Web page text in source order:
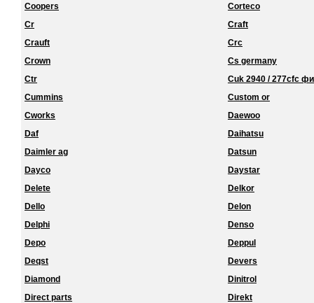
Coopers
Corteco
Cr
Craft
Crauft
Crc
Crown
Cs germany
Ctr
Cuk 2940 / 277cfc
Cummins
Custom or
Cworks
Daewoo
Daf
Daihatsu
Daimler ag
Datsun
Dayco
Daystar
Delete
Delkor
Dello
Delon
Delphi
Denso
Depo
Deppul
Deqst
Devers
Diamond
Dinitrol
Direct parts
Direkt